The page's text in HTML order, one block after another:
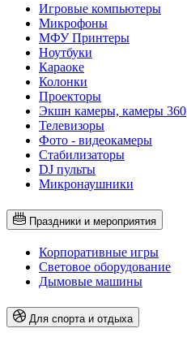
Игровые компьютеры
Микрофоны
МФУ Принтеры
Ноутбуки
Караоке
Колонки
Проекторы
Экшн камеры, камеры 360
Телевизоры
Фото - видеокамеры
Стабилизаторы
DJ пульты
Микронаушники
Праздники и мероприятия
Корпоративные игры
Световое оборудование
Дымовые машины
Для спорта и отдыха